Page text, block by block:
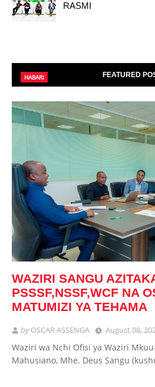
RASMI
FEATURED
HABARI
WAZIRI SANGU
PSSSF,NSSF,WCF NA
MATUMIZI YA TEHAMA
byOSCAR ASSENGA August 08,
Waziri wa Nchi Ofisi ya Waziri
Mahusiano, Mhe. Deus Sangu